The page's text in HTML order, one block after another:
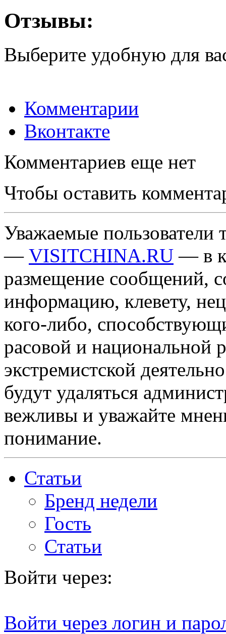
Отзывы:
Выберите удобную для
Комментарии
Вконтакте
Комментариев еще нет
Чтобы оставить
Уважаемые пользователи
— VISITCHINA.RU — в
размещение сообщений,
информацию, клевету,
кого-либо,
расовой и национальной
экстремистской
будут удаляться
вежливы и уважайте
понимание.
Статьи
Бренд недели
Гость
Статьи
Войти через:
Войти через логин и